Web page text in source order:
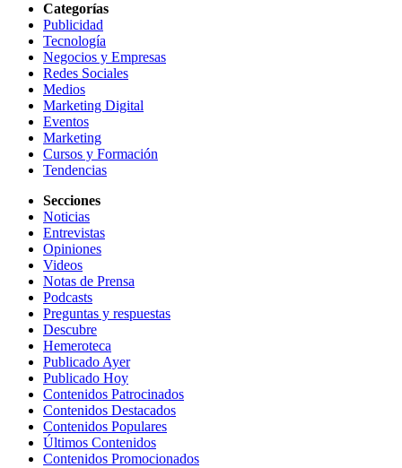
Categorías
Publicidad
Tecnología
Negocios y Empresas
Redes Sociales
Medios
Marketing Digital
Eventos
Marketing
Cursos y Formación
Tendencias
Secciones
Noticias
Entrevistas
Opiniones
Videos
Notas de Prensa
Podcasts
Preguntas y respuestas
Descubre
Hemeroteca
Publicado Ayer
Publicado Hoy
Contenidos Patrocinados
Contenidos Destacados
Contenidos Populares
Últimos Contenidos
Contenidos Promocionados